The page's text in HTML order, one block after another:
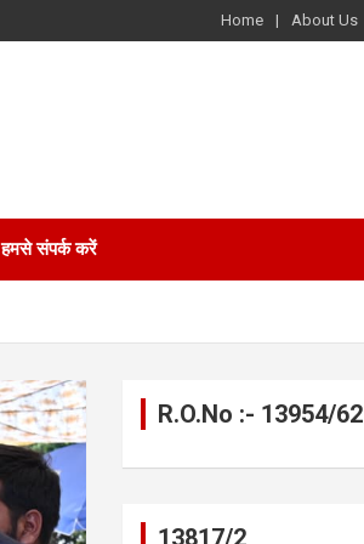
Home About Us
हमसे संपर्क करें
R.O.No :- 13954/62
13817/2